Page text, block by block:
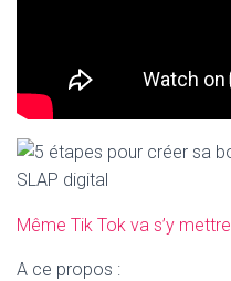
Même Tik Tok va s’y mettre
A ce propos :